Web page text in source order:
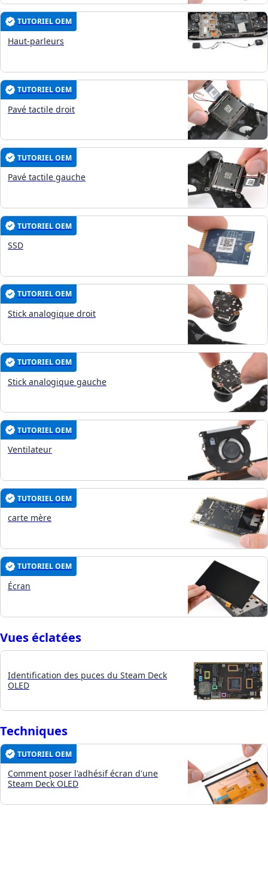
TUTORIEL OEM
Haut-parleurs
TUTORIEL OEM
Pavé tactile droit
TUTORIEL OEM
Pavé tactile gauche
TUTORIEL OEM
SSD
TUTORIEL OEM
Stick analogique droit
TUTORIEL OEM
Stick analogique gauche
TUTORIEL OEM
Ventilateur
TUTORIEL OEM
carte mère
TUTORIEL OEM
Écran
Vues éclatées
Identification des puces du Steam Deck
OLED
Techniques
TUTORIEL OEM
Comment poser l'adhésif écran d'une
Steam Deck OLED